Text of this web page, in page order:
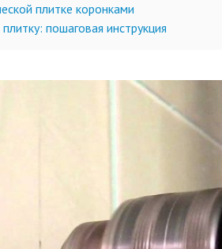
плитке коронками
пошаговая инструкция